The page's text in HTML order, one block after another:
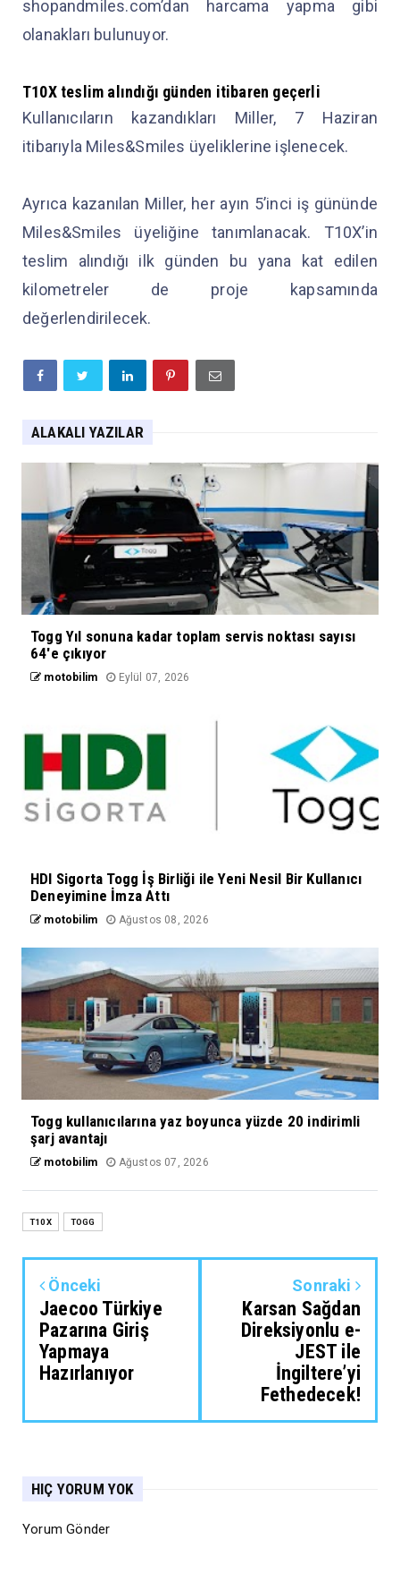
shopandmiles.com’dan harcama yapma gibi
olanakları bulunuyor.
T10X teslim alındığı günden itibaren geçerli
Kullanıcıların kazandıkları Miller, 7 Haziran
itibarıyla Miles&Smiles üyeliklerine işlenecek.
Ayrıca kazanılan Miller, her ayın 5’inci iş gününde
Miles&Smiles üyeliğine tanımlanacak. T10X’in
teslim alındığı ilk günden bu yana kat edilen
kilometreler de proje kapsamında
değerlendirilecek.
ALAKALI YAZILAR
Togg Yıl sonuna kadar toplam servis noktası sayısı
64'e çıkıyor
motobilim Eylül 07, 2026
HDI Sigorta Togg İş Birliği ile Yeni Nesil Bir Kullanıcı
Deneyimine İmza Attı
motobilim Ağustos 08, 2026
Togg kullanıcılarına yaz boyunca yüzde 20 indirimli
şarj avantajı
motobilim Ağustos 07, 2026
T10X TOGG
Önceki
Jaecoo Türkiye
Pazarına Giriş
Yapmaya
Hazırlanıyor
Sonraki
Karsan Sağdan
Direksiyonlu e-
JEST ile
İngiltere’yi
Fethedecek!
HIÇ YORUM YOK
Yorum Gönder